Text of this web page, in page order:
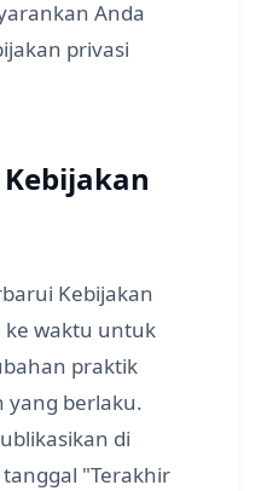
Anda
privasi
Kebijakan
ke waktu untuk
praktik
yang berlaku.
di
"Terakhir